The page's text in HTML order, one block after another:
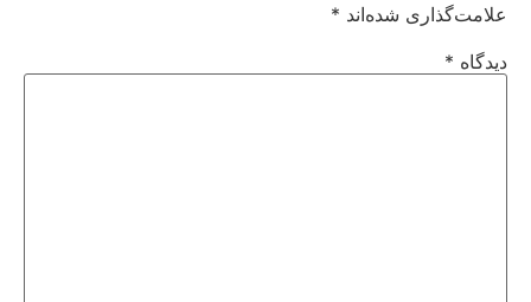
علامت‌گذاری شده‌اند *
دیدگاه *